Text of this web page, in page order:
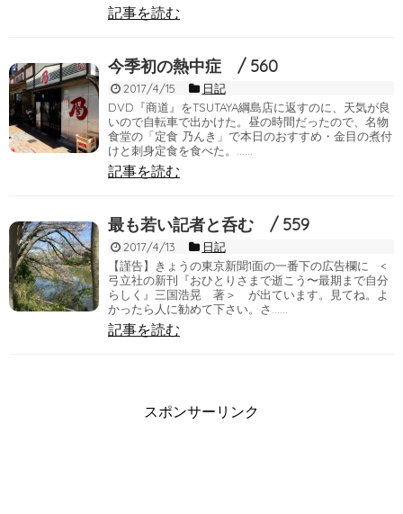
記事を読む
今季初の熱中症 / 560
2017/4/15
日記
DVD『商道』をTSUTAYA綱島店に返すのに、天気が良
いので自転車で出かけた。昼の時間だったので、名物
食堂の「定食 乃んき」で本日のおすすめ・金目の煮付
けと刺身定食を食べた。……
記事を読む
最も若い記者と呑む / 559
2017/4/13
日記
【謹告】きょうの東京新聞1面の一番下の広告欄に <
弓立社の新刊『おひとりさまで逝こう〜最期まで自分
らしく』三国浩晃 著＞ が出ています。見てね。よ
かったら人に勧めて下さい。さ……
記事を読む
スポンサーリンク